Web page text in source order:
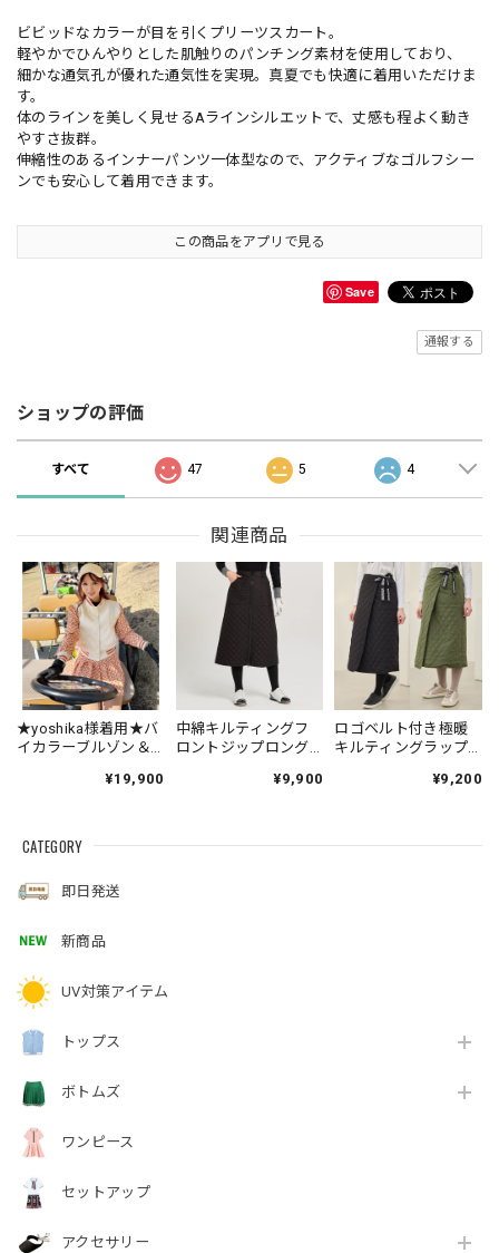
ビビッドなカラーが目を引くプリーツスカート。
軽やかでひんやりとした肌触りのパンチング素材を使用しており、
細かな通気孔が優れた通気性を実現。真夏でも快適に着用いただけま
す。
体のラインを美しく見せるAラインシルエットで、丈感も程よく動き
やすさ抜群。
伸縮性のあるインナーパンツ一体型なので、アクティブなゴルフシー
ンでも安心して着用できます。
この商品をアプリで見る
Save
通報する
ショップの評価
すべて 47 5 4
関連商品
★yoshika様着用★バ
イカラーブルゾン＆
¥19,900
中綿キルティングフ
ロントジップロング
¥9,900
ロゴベルト付き極暖
キルティングラップ
¥9,200
CATEGORY
即日発送
新商品
UV対策アイテム
トップス
ボトムズ
ワンピース
セットアップ
アクセサリー